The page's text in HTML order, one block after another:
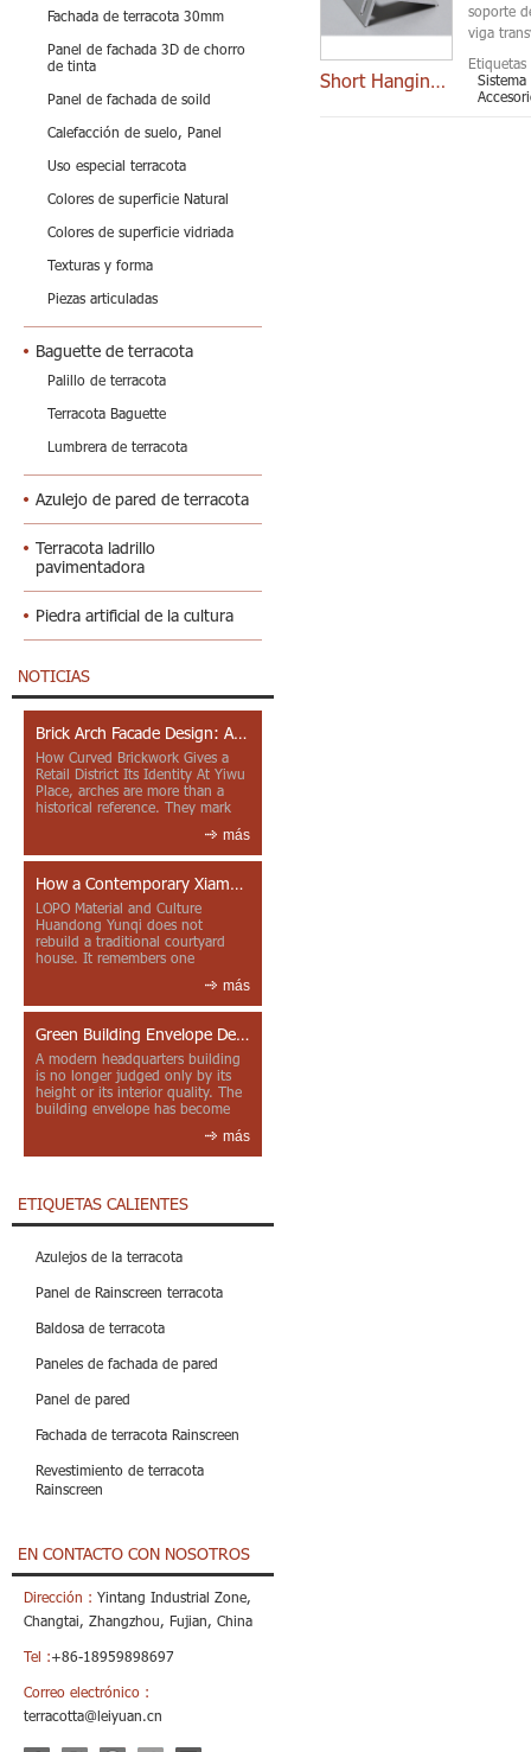
Fachada de terracota 30mm
Panel de fachada 3D de chorro
de tinta
Panel de fachada de soild
Calefacción de suelo, Panel
Uso especial terracota
Colores de superficie Natural
Colores de superficie vidriada
Texturas y forma
Piezas articuladas
Baguette de terracota
Palillo de terracota
Terracota Baguette
Lumbrera de terracota
Azulejo de pared de terracota
Terracota ladrillo
pavimentadora
Piedra artificial de la cultura
NOTICIAS
Brick Arch Facade Design: A Closer Look at Yiwu Place
How Curved Brickwork Gives a
Retail District Its Identity At Yiwu
Place, arches are more than a
historical reference. They mark
más
How a Contemporary Xiamen Project Reframes Minnan Red Brick
LOPO Material and Culture
Huandong Yunqi does not
rebuild a traditional courtyard
house. It remembers one
más
Green Building Envelope Design: Clay Sunscreen Fins for Modern Headquarters Architecture
A modern headquarters building
is no longer judged only by its
height or its interior quality. The
building envelope has become
más
ETIQUETAS CALIENTES
Azulejos de la terracota
Panel de Rainscreen terracota
Baldosa de terracota
Paneles de fachada de pared
Panel de pared
Fachada de terracota Rainscreen
Revestimiento de terracota
Rainscreen
EN CONTACTO CON NOSOTROS
Dirección : Yintang Industrial Zone,
Changtai, Zhangzhou, Fujian, China
Tel :+86-18959898697
Correo electrónico :
terracotta@leiyuan.cn
Short Hanging Arms
soporte
viga